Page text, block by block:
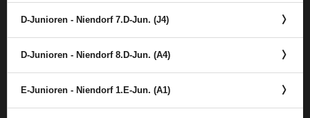
D-Junioren - Niendorf 7.D-Jun. (J4)
D-Junioren - Niendorf 8.D-Jun. (A4)
E-Junioren - Niendorf 1.E-Jun. (A1)